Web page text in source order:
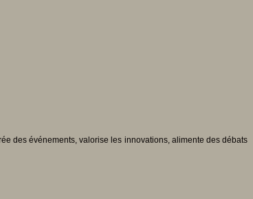
des événements, valorise les innovations, alimente des débats